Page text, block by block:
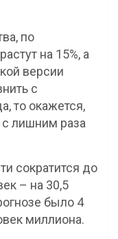
по
на 15%, а
версии
с
то окажется,
с лишним раза
сократится до
– на 30,5
было 4
миллиона.